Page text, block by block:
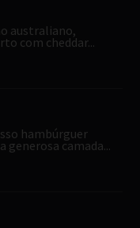
australiano,
com cheddar...
hambúrguer
generosa camada...